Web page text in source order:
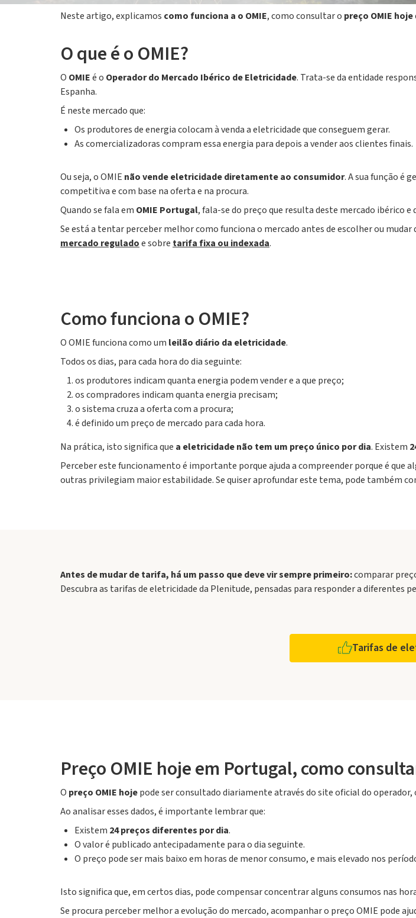
Neste artigo, explicamos como funciona a o OMIE, como consultar o preço OMIE hoje
O que é o OMIE?
O OMIEé o Operador do Mercado Ibérico de Eletricidade. Trata-se da entidade
Espanha.
É neste mercado que:
Os produtores de energia colocam à venda a eletricidade que conseguem gerar.
As comercializadoras compram essa energia para depois a vender aos clientes finais.
Ou seja, o OMIE não vende eletricidade diretamente ao consumidor. A sua função é
competitiva e com base na oferta e na procura.
Quando se fala em OMIE Portugal, fala-se do preço que resulta deste mercado ibérico
Se está a tentar perceber melhor como funciona o mercado antes de escolher ou
mercado reguladoe sobre tarifa fixa ou indexada.
Como funciona o OMIE?
O OMIE funciona como um leilão diário da eletricidade.
Todos os dias, para cada hora do dia seguinte:
os produtores indicam quanta energia podem vender e a que preço;
os compradores indicam quanta energia precisam;
o sistema cruza a oferta com a procura;
é definido um preço de mercado para cada hora.
Na prática, isto significa que a eletricidade não tem um preço único por dia. Existem
Perceber este funcionamento é importante porque ajuda a compreender porque é que
outras privilegiam maior estabilidade. Se quiser aprofundar este tema, pode também
Antes de mudar de tarifa, há um passo que deve vir sempre primeiro:comparar
Descubra as tarifas de eletricidade da Plenitude, pensadas para responder a diferentes
Tarifas de
Preço OMIE hoje em Portugal, como
O preço OMIE hojepode ser consultado diariamente através do site oficial do
Ao analisar esses dados, é importante lembrar que:
Existem 24 preços diferentes por dia.
O valor é publicado antecipadamente para o dia seguinte.
O preço pode ser mais baixo em horas de menor consumo, e mais elevado nos
Isto significa que, em certos dias, pode compensar concentrar alguns consumos nas
Se procura perceber melhor a evolução do mercado, acompanhar o preço OMIE pode